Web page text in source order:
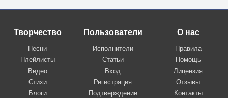
Творчество
Песни
Плейлисты
Видео
Стихи
Блоги
Пользователи
Исполнители
Статьи
Вход
Регистрация
Подтверждение
О нас
Правила
Помощь
Лицензия
Отзывы
Контакты